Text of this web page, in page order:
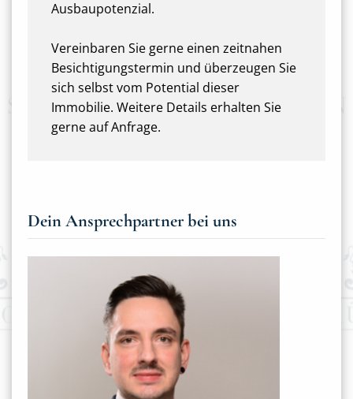
Ausbaupotenzial.
Vereinbaren Sie gerne einen zeitnahen
Besichtigungstermin und überzeugen Sie
sich selbst vom Potential dieser
Immobilie. Weitere Details erhalten Sie
gerne auf Anfrage.
Dein Ansprechpartner bei uns